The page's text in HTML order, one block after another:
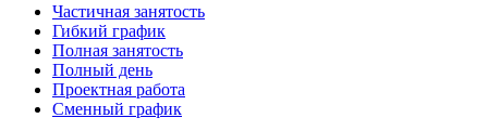
Частичная занятость
Гибкий график
Полная занятость
Полный день
Проектная работа
Сменный график